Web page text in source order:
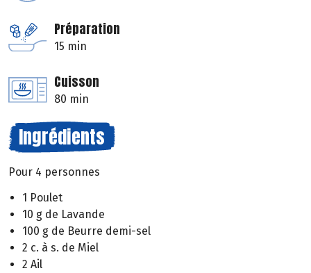
Préparation
15 min
Cuisson
80 min
Ingrédients
Pour 4 personnes
1 Poulet
10 g de Lavande
100 g de Beurre demi-sel
2 c. à s. de Miel
2 Ail